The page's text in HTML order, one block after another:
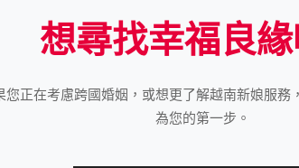
想尋找幸福良緣
您正在考慮跨國婚姻，或想更了解越南新娘服務
為您的第一步。